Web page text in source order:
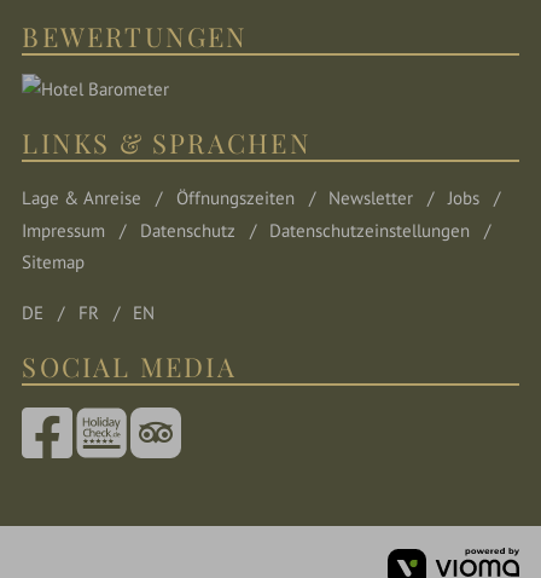
BEWERTUNGEN
LINKS & SPRACHEN
Lage & Anreise Öffnungszeiten Newsletter
Jobs
Impressum
Datenschutz
Datenschutzeinstellungen
Sitemap
DE FR EN
SOCIAL MEDIA